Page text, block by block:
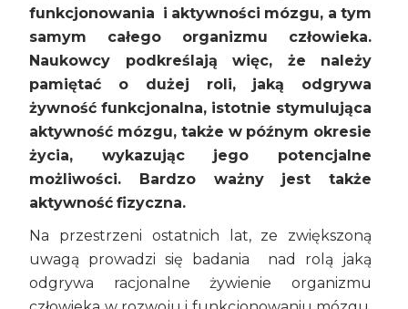
funkcjonowania i aktywności mózgu, a tym
samym całego organizmu człowieka.
Naukowcy podkreślają więc, że należy
pamiętać o dużej roli, jaką odgrywa
żywność funkcjonalna, istotnie stymulująca
aktywność mózgu, także w późnym okresie
życia, wykazując jego potencjalne
możliwości. Bardzo ważny jest także
aktywność fizyczna.
Na przestrzeni ostatnich lat, ze zwiększoną
uwagą prowadzi się badania nad rolą jaką
odgrywa racjonalne żywienie organizmu